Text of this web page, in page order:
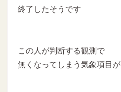
終了したそうです
この人が判断する観測で
無くなってしまう気象項目が